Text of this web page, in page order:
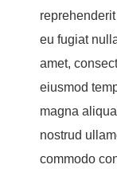
eu fugiat
amet,
eiusmod
magna
nostrud
commodo